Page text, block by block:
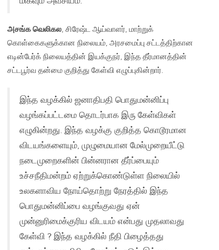
அசங்க வெலிகல, சிரேஷ்ட ஆய்வாளர், மாற்றுக்
கொள்கைகளுக்கான நிலையம், அரசமைப்பு சட்டத்திற்கான
எடின்பேர்க் நிலையத்தின் இயக்குநர், இந்த தீர்மானத்தின்
சட்டபூர்வ தன்மை குறித்து கேள்வி எழுப்புகின்றார்.
இந்த வழக்கில் ஜனாதிபதி பொதுமன்னிப்பு
வழங்கப்பட்டமை தொடர்பாக இரு கேள்விகள்
எழுகின்றது. இந்த வழக்கு குறி​த்த கொடூரமான
விடயங்களையும், முழுமையான மேல்முறையீட்டு
நடைமுறைகளின் பின்னரான தீர்ப்பையும்
உச்சநீதிமன்றம் ஏற்றுக்கொண்டுள்ள நிலையில்
உலகளாவிய நோய்தொற்று நேரத்தில் இந்த
பொதுமன்னிப்பை வழங்குவது ஏன்
முன்னுரிமைக்குரிய விடயம் என்பது முதலாவது
கேள்வி ? இந்த வழக்கில் நீதி பிழைத்தது